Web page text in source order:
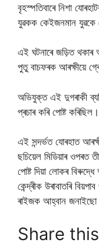
বৃহস্পতিবাৰে নিশা
যুৱকক কেইজনমান যুৱকে
এই ঘটনাৰে জড়িত
পুতু বাচফৰক আৰক্ষীয়ে
অভিযুক্ত এই দুগৰাকী
প্ৰচাৰ কৰি পোষ্ট কৰিছিল।
এই সন্দৰ্ভত যোৰহাত
ছচিয়েল মিডিয়াৰ ওপৰত
পোষ্ট দিয়া লোকৰ
কেন্দ্ৰীক উৰাবাতৰি
ৰাইজক আহ্বান
Share